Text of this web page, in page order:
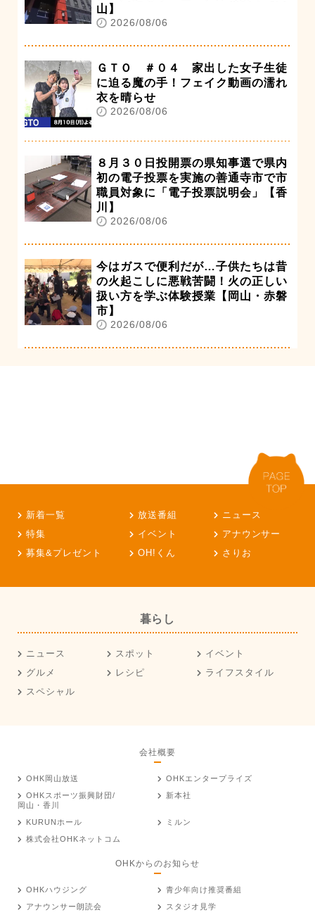
山】
2026/08/06
ＧＴＯ ＃０４ 家出した女子生徒
に迫る魔の手！フェイク動画の濡れ
衣を晴らせ
2026/08/06
８月３０日投開票の県知事選で県内
初の電子投票を実施の善通寺市で市
職員対象に「電子投票説明会」【香
川】
2026/08/06
今はガスで便利だが…子供たちは昔
の火起こしに悪戦苦闘！火の正しい
扱い方を学ぶ体験授業【岡山・赤磐
市】
2026/08/06
新着一覧 放送番組
ニュース
特集
イベント
アナウンサー
募集&プレゼント
OH!くん さりお
暮らし
ニュース スポット
イベント
グルメ
レシピ
ライフスタイル
スペシャル
会社概要
OHK岡山放送
OHKエンタープライズ
OHKスポーツ振興財団/
岡山・香川
新本社
KURUNホール
ミルン
株式会社OHKネットコム
OHKからのお知らせ
OHKハウジング
青少年向け推奨番組
アナウンサー朗読会
スタジオ見学